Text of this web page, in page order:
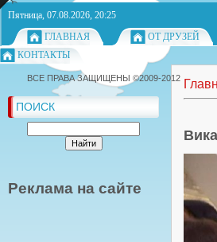
Пятница, 07.08.2026, 20:25
ГЛАВНАЯ
ОТ ДРУЗЕЙ
КОНТАКТЫ
ПОИСК
Реклама на сайте
ВСЕ ПРАВА ЗАЩИЩЕНЫ ©2009-2012